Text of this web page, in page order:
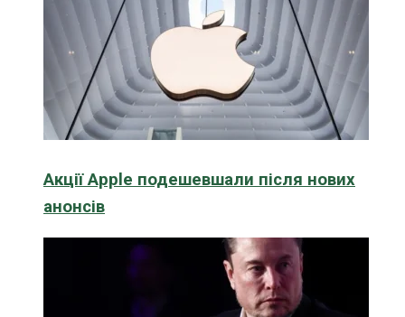
Акції Apple подешевшали після нових
анонсів